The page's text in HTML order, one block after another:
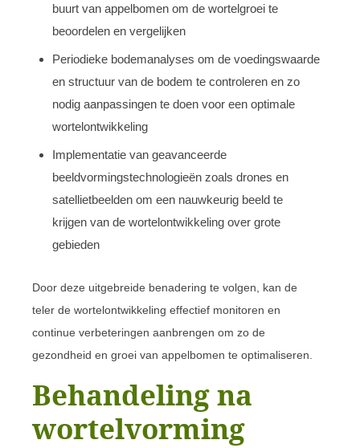
buurt van appelbomen om de wortelgroei te
beoordelen en vergelijken
Periodieke bodemanalyses om de voedingswaarde
en structuur van de bodem te controleren en zo
nodig aanpassingen te doen voor een optimale
wortelontwikkeling
Implementatie van geavanceerde
beeldvormingstechnologieën zoals drones en
satellietbeelden om een ​​nauwkeurig beeld te
krijgen van de wortelontwikkeling over grote
gebieden
Door deze uitgebreide benadering te volgen, kan de
teler de wortelontwikkeling effectief monitoren en
continue verbeteringen aanbrengen om zo de
gezondheid en groei van appelbomen te optimaliseren.
Behandeling na
wortelvorming